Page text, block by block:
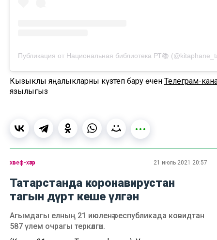
Публикация от Национальная библиотека РТ📚
Кызыклы яңалыкларны күзәтеп бару өчен Телеграм-
язылыгыз
хәвеф-хәтәр 21 июль 2021 20:57
Татарстанда коронавирустан
тагын дүрт кеше үлгән
Агымдагы елның 21 июленә республикада ковидтан
587 үлем очрагы теркәлгән.